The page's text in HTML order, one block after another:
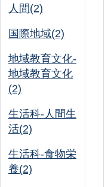
人間(2)
国際地域(2)
地域教育文化-
地域教育文化
(2)
生活科-人間生
活(2)
生活科-食物栄
養(2)